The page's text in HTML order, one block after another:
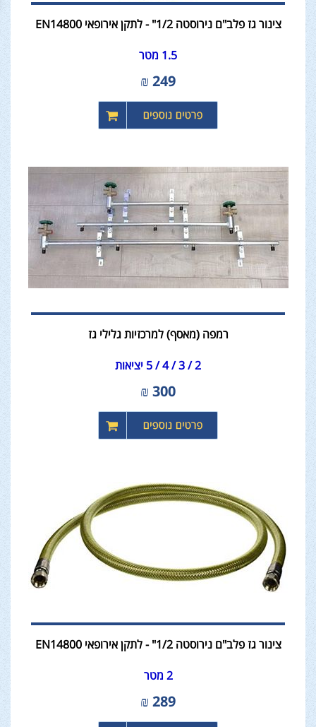
צינור גז פלב"ם נירוסטה 1/2" - לתקן אירופאי EN14800
1.5 מטר
249
₪
רמפה (מאסף) למרכזיות גלילי גז
2 / 3 / 4 / 5 יציאות
300
₪
צינור גז פלב"ם נירוסטה 1/2" - לתקן אירופאי EN14800
2 מטר
289
₪